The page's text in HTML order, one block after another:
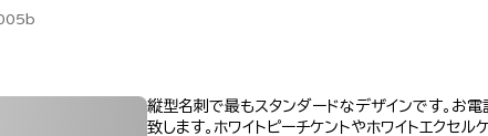
縦型名刺で最もスタンダードなデザインです。お
致します。ホワイトピーチケントやホワイトエクセ